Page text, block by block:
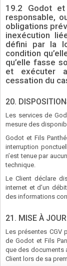
19.2 Godot
responsable,
obligations
inexécution
défini par la
condition
qu’elle fasse
et exécuter
cessation du
20.
Les services de
mesure des
Godot et Fils
interruption
n’est tenue par
technique.
Le Client déclare
internet et d’un
des informations
21. MISE À
Les présentes CGV
de Godot et Fils
que des documents
Client lors de sa